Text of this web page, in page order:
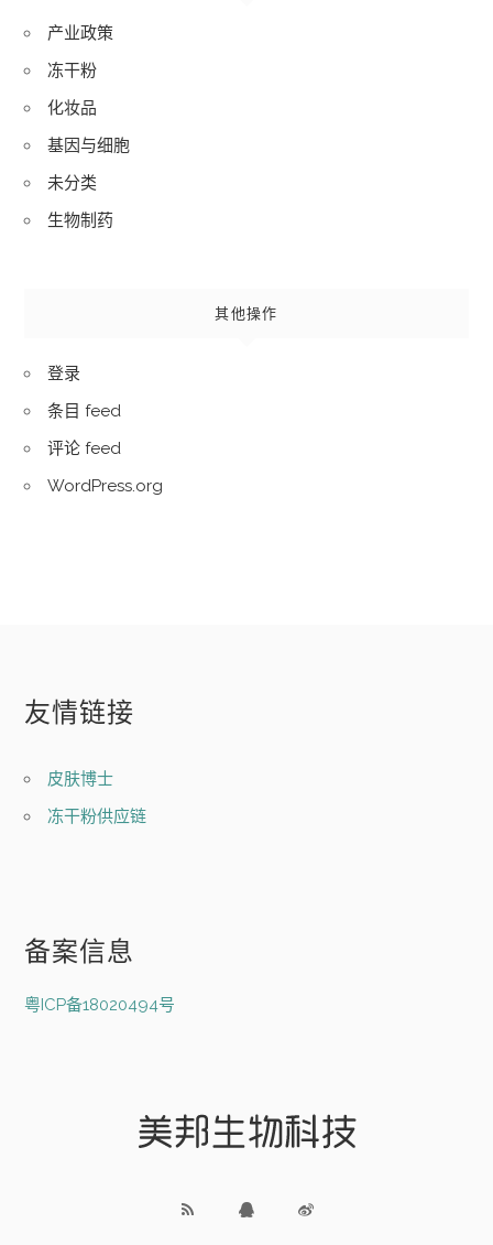
产业政策
冻干粉
化妆品
基因与细胞
未分类
生物制药
其他操作
登录
条目 feed
评论 feed
WordPress.org
友情链接
皮肤博士
冻干粉供应链
备案信息
粤ICP备18020494号